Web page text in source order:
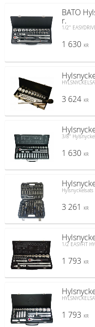
BATO
r.
1/2"
1 630 KR
3 624 KR
3/8"
1 630 KR
3 261 KR
1/2 EASYFIT
1 793 KR
1 793 KR